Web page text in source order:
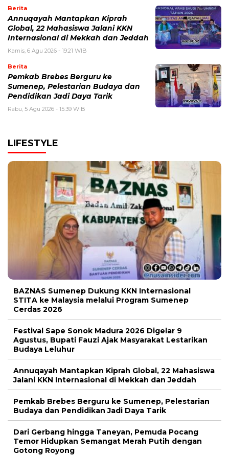
Berita
Annuqayah Mantapkan Kiprah
Global, 22 Mahasiswa Jalani KKN
Internasional di Mekkah dan Jeddah
Kamis, 6 Agu 2026 - 19:21 WIB
Berita
Pemkab Brebes Berguru ke
Sumenep, Pelestarian Budaya dan
Pendidikan Jadi Daya Tarik
Rabu, 5 Agu 2026 - 15:39 WIB
LIFESTYLE
BAZNAS Sumenep Dukung KKN Internasional
STITA ke Malaysia melalui Program Sumenep
Cerdas 2026
Festival Sape Sonok Madura 2026 Digelar 9
Agustus, Bupati Fauzi Ajak Masyarakat Lestarikan
Budaya Leluhur
Annuqayah Mantapkan Kiprah Global, 22 Mahasiswa
Jalani KKN Internasional di Mekkah dan Jeddah
Pemkab Brebes Berguru ke Sumenep, Pelestarian
Budaya dan Pendidikan Jadi Daya Tarik
Dari Gerbang hingga Taneyan, Pemuda Pocang
Temor Hidupkan Semangat Merah Putih dengan
Gotong Royong